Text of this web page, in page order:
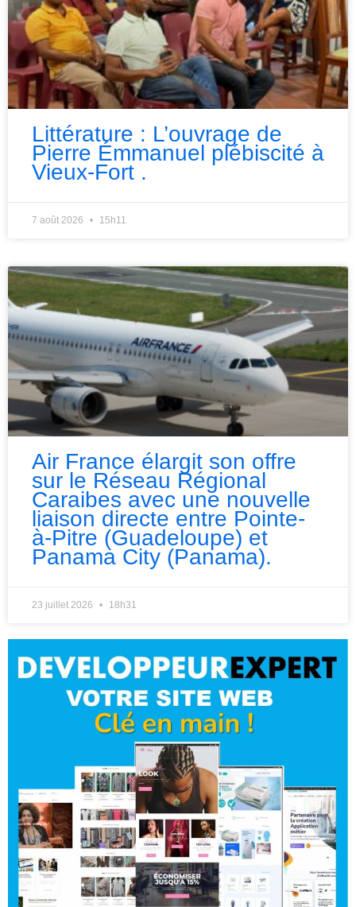
Littérature : L’ouvrage de
Pierre Émmanuel plébiscité à
Vieux-Fort .
7 août 2026 15h11
Air France élargit son offre
sur le Réseau Régional
Caraibes avec une nouvelle
liaison directe entre Pointe-
à-Pitre (Guadeloupe) et
Panama City (Panama).
23 juillet 2026 18h31